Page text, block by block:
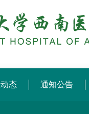
态 通知公告